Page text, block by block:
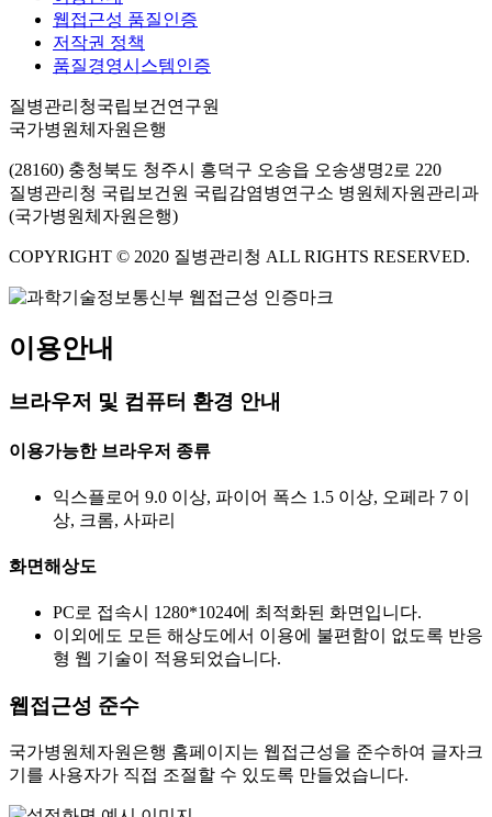
웹접근성 품질인증
저작권 정책
품질경영시스템인증
질병관리청국립보건연구원
국가병원체자원은행
(28160) 충청북도 청주시 흥덕구 오송읍 오송생명2로 220
질병관리청 국립보건원 국립감염병연구소 병원체자원관리과
(국가병원체자원은행)
COPYRIGHT © 2020 질병관리청 ALL RIGHTS RESERVED.
이용안내
브라우저 및 컴퓨터 환경 안내
이용가능한 브라우저 종류
익스플로어 9.0 이상, 파이어 폭스 1.5 이상, 오페라 7 이
상, 크롬, 사파리
화면해상도
PC로 접속시 1280*1024에 최적화된 화면입니다.
이외에도 모든 해상도에서 이용에 불편함이 없도록 반응
형 웹 기술이 적용되었습니다.
웹접근성 준수
국가병원체자원은행 홈페이지는 웹접근성을 준수하여 글자크
기를 사용자가 직접 조절할 수 있도록 만들었습니다.